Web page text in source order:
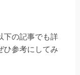
下の記事でも詳
ひ参考にしてみ